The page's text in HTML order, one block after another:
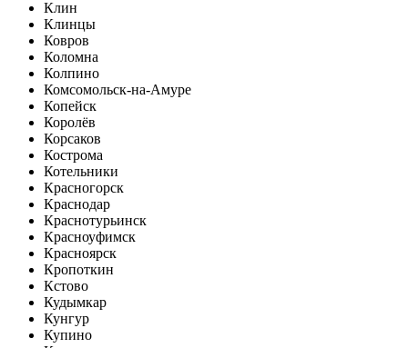
Клин
Клинцы
Ковров
Коломна
Колпино
Комсомольск-на-Амуре
Копейск
Королёв
Корсаков
Кострома
Котельники
Красногорск
Краснодар
Краснотурьинск
Красноуфимск
Красноярск
Кропоткин
Кстово
Кудымкар
Кунгур
Купино